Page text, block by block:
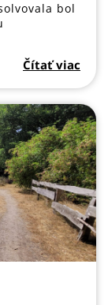
bol
Čítať viac